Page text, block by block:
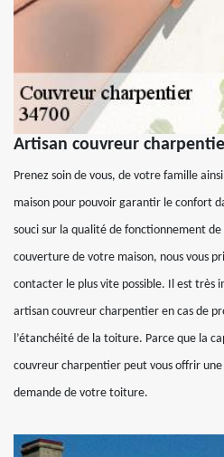
Artisan couvreur
Prenez soin de vous, de votre famille
maison pour pouvoir garantir le confort
souci sur la qualité de fonctionnement
couverture de votre maison, nous vous
contacter le plus vite possible. Il est très
artisan couvreur charpentier en cas de
l’étanchéité de la toiture. Parce que la
couvreur charpentier peut vous offrir
demande de votre toiture.